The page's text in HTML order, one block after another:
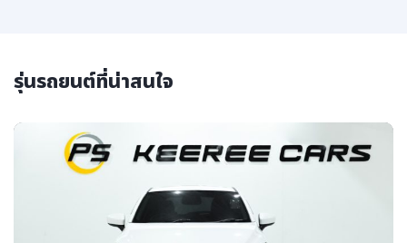
รุ่นรถยนต์ที่น่าสนใจ